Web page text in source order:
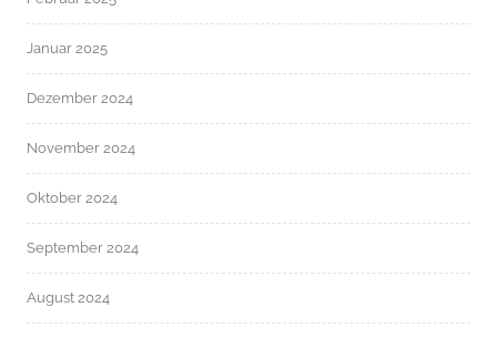
Januar 2025
Dezember 2024
November 2024
Oktober 2024
September 2024
August 2024